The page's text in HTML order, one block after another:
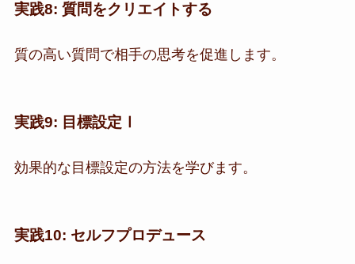
実践8: 質問をクリエイトする
質の高い質問で相手の思考を促進します。
実践9: 目標設定Ⅰ
効果的な目標設定の方法を学びます。
実践10: セルフプロデュース